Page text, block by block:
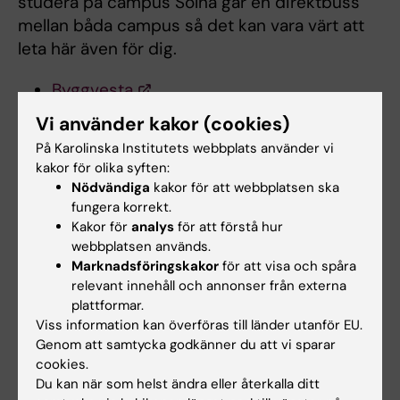
mellan båda campus så det kan vara värt att
leta här även för dig.
Byggvesta
Fastighetsbolaget Willhem AB
Huge Bostäder
Haninge Bostäder
Proventum Fastigheter
Heimstaden
Södertälje ligger ca 20 min med pendeltåg
från Flemingsberg.Telge AB
hyr ut
lägenheter i detta område.
Andrahandsboende
Vi använder kakor (cookies)
På Karolinska Institutets webbplats använder vi
kakor för olika syften:
Nödvändiga kakor för att webbplatsen ska
fungera korrekt.
Kakor för analys för att förstå hur
webbplatsen används.
Marknadsföringskakor för att visa och spåra
relevant innehåll och annonser från externa
plattformar.
Viss information kan överföras till länder utanför EU.
Genom att samtycka godkänner du att vi sparar
cookies.
Du kan när som helst ändra eller återkalla ditt